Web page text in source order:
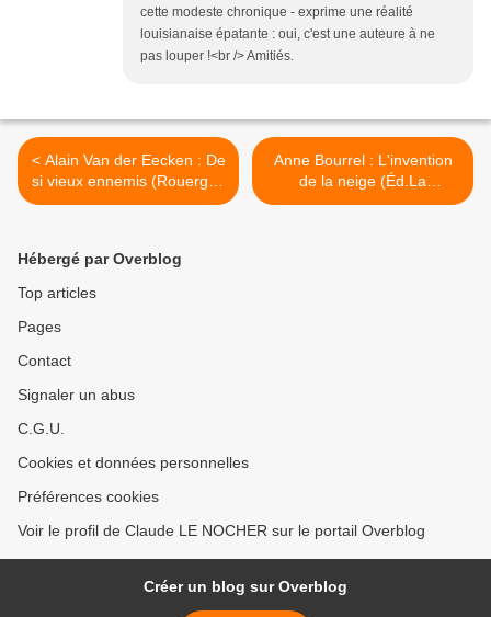
cette modeste chronique - exprime une réalité
louisianaise épatante : oui, c'est une auteure à ne
pas louper !<br /> Amitiés.
< Alain Van der Eecken : De
si vieux ennemis (Rouergue
Noir, 2016)
Anne Bourrel : L'invention
de la neige (Éd.La
Manufacture de Livres,
Hébergé par Overblog
Top articles
Pages
Contact
Signaler un abus
C.G.U.
Cookies et données personnelles
Préférences cookies
Voir le profil de Claude LE NOCHER sur le portail Overblog
Créer un blog sur Overblog